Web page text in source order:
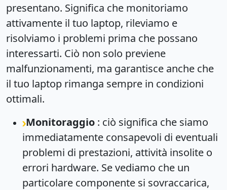
presentano. Significa che monitoriamo
attivamente il tuo laptop, rileviamo e
risolviamo i problemi prima che possano
interessarti. Ciò non solo previene
malfunzionamenti, ma garantisce anche che
il tuo laptop rimanga sempre in condizioni
ottimali.
Monitoraggio : ciò significa che siamo
immediatamente consapevoli di eventuali
problemi di prestazioni, attività insolite o
errori hardware. Se vediamo che un
particolare componente si sovraccarica,